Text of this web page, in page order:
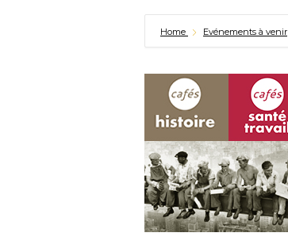
Home Evénements à venir